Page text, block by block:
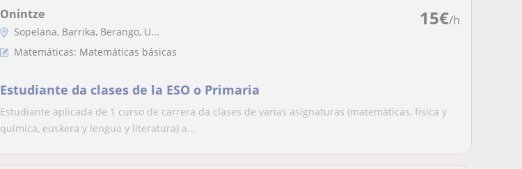
15€/h
Onintze
Sopelana, Barrika, Berango, U...
Matemáticas: Matemáticas básicas
Estudiante da clases de la ESO o Primaria
Estudiante aplicada de 1 curso de carrera da clases de varias asignaturas (matemáticas, física y
química, euskera y lengua y literatura) a...